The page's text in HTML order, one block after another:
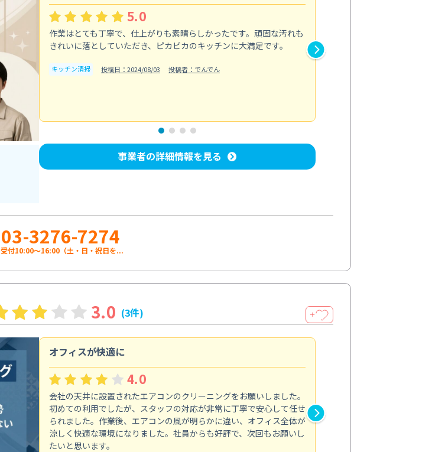
5.0
作業はとても丁寧で、仕上がりも素晴らしかったです。頑固な汚れも
きれいに落としていただき、ピカピカのキッチンに大満足です。
キッチン清掃 投稿日：2024/08/03 投稿者：でんでん
事業者の詳細情報を見る
03-3276-7274
受付10:00〜16:00（土・日・祝日を...
3.0 (3件) ＋
オフィスが快適に
4.0
会社の天井に設置されたエアコンのクリーニングをお願いしました。
初めての利用でしたが、スタッフの対応が非常に丁寧で安心して任せ
られました。作業後、エアコンの風が明らかに違い、オフィス全体が
涼しく快適な環境になりました。社員からも好評で、次回もお願いし
たいと思います。